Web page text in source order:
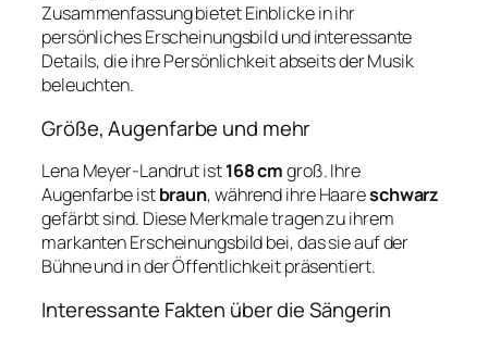
Zusammenfassung bietet Einblicke in ihr
persönliches Erscheinungsbild und interessante
Details, die ihre Persönlichkeit abseits der Musik
beleuchten.
Größe, Augenfarbe und mehr
Lena Meyer-Landrut ist168 cmgroß. Ihre
Augenfarbe istbraun, während ihre Haareschwarz
gefärbt sind. Diese Merkmale tragen zu ihrem
markanten Erscheinungsbild bei, das sie auf der
Bühne und in der Öffentlichkeit präsentiert.
Interessante Fakten über die Sängerin